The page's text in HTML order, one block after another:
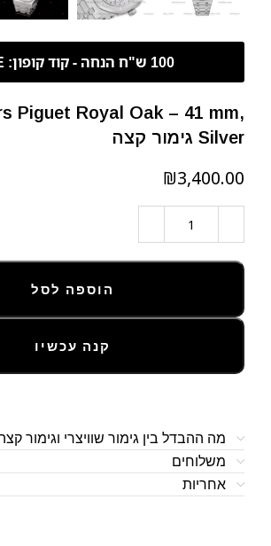
Piguet Royal Oak – 41 mm,
Silver גימור קצה
₪
הוספה לסל
קנה עכשיו
מה ההבדל בין גימור שוויצרי וגימור
משלוחים
אחריות